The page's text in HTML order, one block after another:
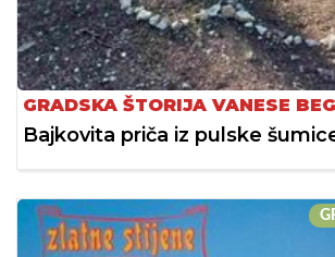
GRADSKA ŠTORIJA VANESE
Bajkovita priča iz pulske